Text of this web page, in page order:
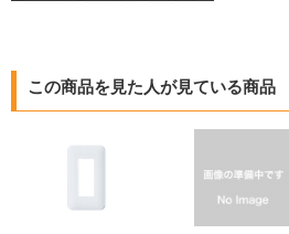
この商品を見た人が見ている商品